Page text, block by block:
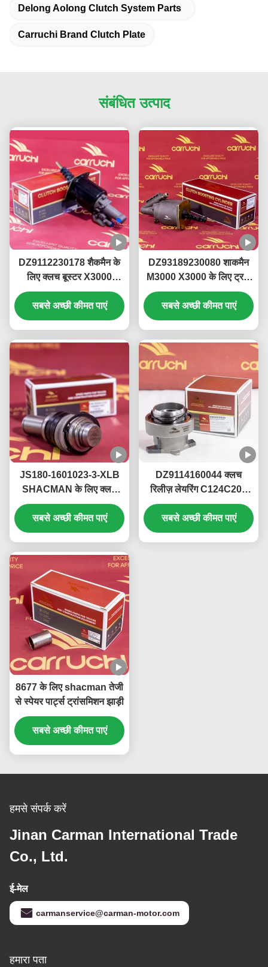
Delong Aolong Clutch System Parts
Carruchi Brand Clutch Plate
संबंधित उत्पाद
DZ9112230178 शैकमैन के
लिए क्लच बूस्टर X3000
m3000 स्पेयर पार्ट्स क्लच
बूस्टर
सबसे अच्छी कीमत पाएं
DZ93189230080 शाकमैन
M3000 X3000 के लिए ट्रक
क्लच बूस्टर हीट प्रतिरोध
सबसे अच्छी कीमत पाएं
JS180-1601023-3-XLB
SHACMAN के लिए क्लच
फोर्क पिन उच्च तापमान प्रतिरोध
सबसे अच्छी कीमत पाएं
DZ9114160044 क्लच
रिलीज़ लेयरिंग C124C203
86CL6395FO-H के लिए
Shacman F2000 F3000
सबसे अच्छी कीमत पाएं
8677 के लिए shacman तेजी
से स्पेयर पार्ट्स ट्रांसमिशन झाड़ी
सबसे अच्छी कीमत पाएं
हमसे संपर्क करें
Jinan Carman International Trade
Co., Ltd.
ई-मेल
carmanservice@carman-motor.com
हमारा पता